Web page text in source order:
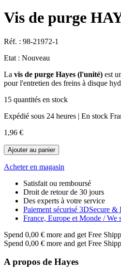
Vis de purge
Réf. : 98-21972-1
Etat : Nouveau
La vis de purge Hayes (l'unité) est
pour l'entretien des freins à disque
15 quantités en stock
Expédié sous 24 heures | En stock
1,96 €
Ajouter au panier
Acheter en magasin
Satisfait ou remboursé
Droit de retour de 30 jours
Des experts à votre service
Paiement sécurisé 3DSecure &
France, Europe et Monde /
Spend 0,00 € more and get Free
Spend 0,00 € more and get Free
A propos de Hayes